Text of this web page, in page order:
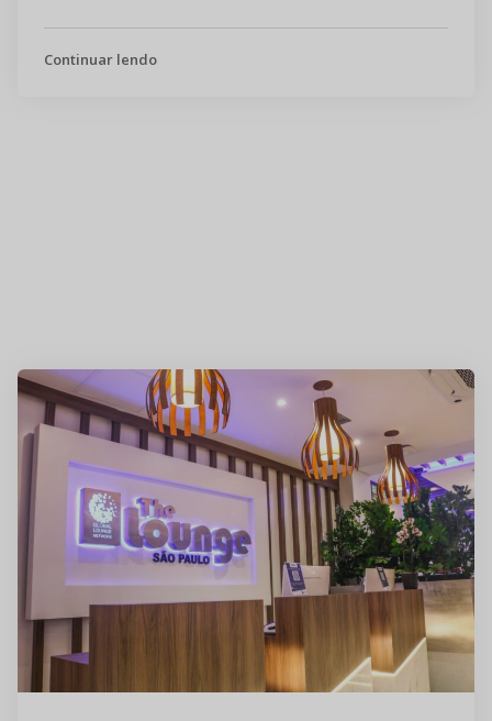
Continuar lendo